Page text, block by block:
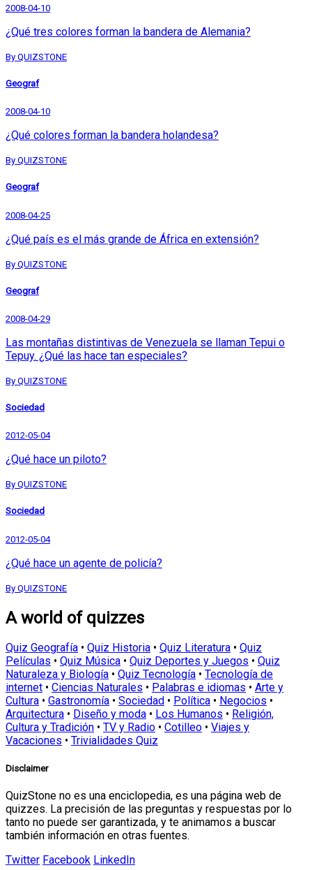
2008-04-10
¿Qué tres colores forman la bandera de Alemania?
By QUIZSTONE
Geograf
2008-04-10
¿Qué colores forman la bandera holandesa?
By QUIZSTONE
Geograf
2008-04-25
¿Qué país es el más grande de África en extensión?
By QUIZSTONE
Geograf
2008-04-29
Las montañas distintivas de Venezuela se llaman Tepui o
Tepuy. ¿Qué las hace tan especiales?
By QUIZSTONE
Sociedad
2012-05-04
¿Qué hace un piloto?
By QUIZSTONE
Sociedad
2012-05-04
¿Qué hace un agente de policía?
By QUIZSTONE
A world of quizzes
Quiz Geografía • Quiz Historia • Quiz Literatura • Quiz
Películas • Quiz Música • Quiz Deportes y Juegos • Quiz
Naturaleza y Biología • Quiz Tecnología • Tecnología de
internet • Ciencias Naturales • Palabras e idiomas • Arte y
Cultura • Gastronomía • Sociedad • Política • Negocios •
Arquitectura • Diseño y moda • Los Humanos • Religión,
Cultura y Tradición • TV y Radio • Cotilleo • Viajes y
Vacaciones • Trivialidades Quiz
Disclaimer
QuizStone no es una enciclopedia, es una página web de
quizzes. La precisión de las preguntas y respuestas por lo
tanto no puede ser garantizada, y te animamos a buscar
también información en otras fuentes.
Twitter Facebook LinkedIn